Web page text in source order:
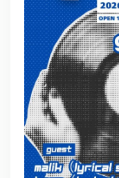
問い合わ